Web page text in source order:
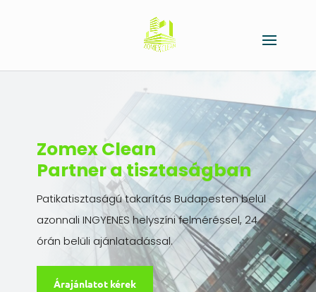
Zomex Clean
Partner a tisztaságban
Patikatisztaságú takarítás Budapesten belül
azonnali INGYENES helyszíni felméréssel, 24
órán belüli ajánlatadással.
Árajánlatot kérek